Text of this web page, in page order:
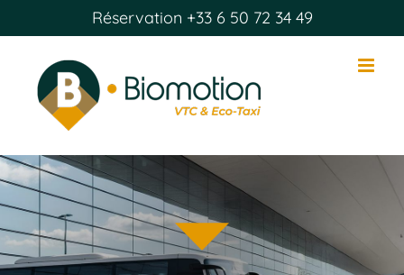
au
contenu
Réservation +33 6 50 72 34 49